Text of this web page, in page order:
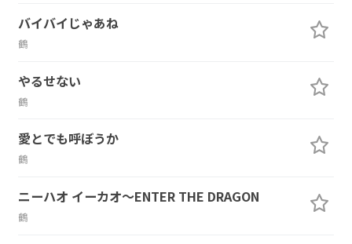
バイバイじゃあね
鶴
やるせない
鶴
愛とでも呼ぼうか
鶴
ニーハオ イーカオ〜ENTER THE DRAGON
鶴